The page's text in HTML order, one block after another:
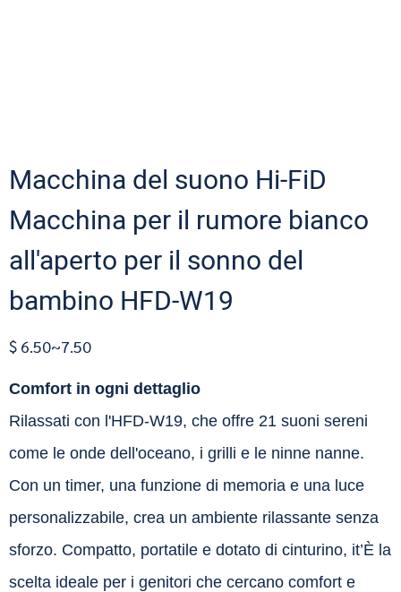
Macchina del suono Hi-FiD
Macchina per il rumore bianco
all'aperto per il sonno del
bambino HFD-W19
$ 6.50~7.50
Comfort in ogni dettaglio
Rilassati con l'HFD-W19, che offre 21 suoni sereni
come le onde dell'oceano, i grilli e le ninne nanne.
Con un timer, una funzione di memoria e una luce
personalizzabile, crea un ambiente rilassante senza
sforzo. Compatto, portatile e dotato di cinturino, it’È la
scelta ideale per i genitori che cercano comfort e